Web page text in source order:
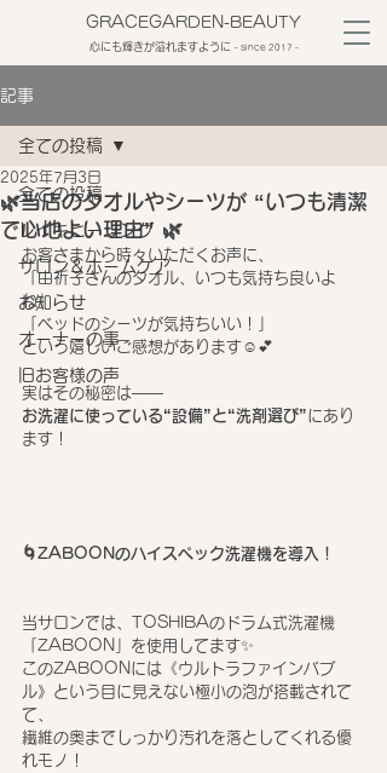
GRACEGARDEN-BEAUTY
心にも輝きが溢れますように ​- since 2017 -
記事
全ての投稿
レイキヒーリング
サロン＆ホームケア
お知らせ
オーナーの事
旧お客様の声
全ての投稿
🌿当店のタオルやシーツが “いつも清潔
で心地よい理由” 🌿
2025年7月3日
お客さまから時々いただくお声に、
「由祈子さんのタオル、いつも気持ち良いよ
ね」
「ベッドのシーツが気持ちいい！」
という嬉しいご感想があります☺️💕
実はその秘密は――
お洗濯に使っている“設備”と“洗剤選び”にあり
ます！
🌀ZABOONのハイスペック洗濯機を導入！
当サロンでは、TOSHIBAのドラム式洗濯機
「ZABOON」を使用してます✨
このZABOONには《ウルトラファインバブ
ル》という目に見えない極小の泡が搭載されて
て、
繊維の奥までしっかり汚れを落としてくれる優
れモノ！